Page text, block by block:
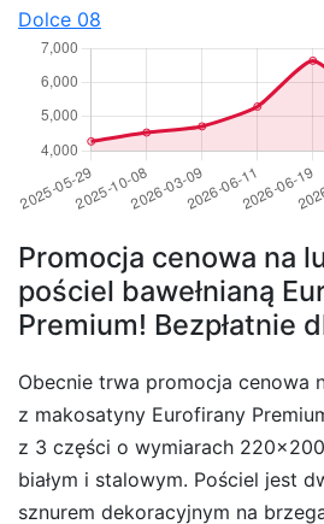
Dolce 08
Promocja cenowa na
pościel bawełnianą
Premium! Bezpłatnie
Obecnie trwa promocja cenowa
z makosatyny Eurofirany
z 3 części o wymiarach
białym i stalowym. Pościel jest
sznurem dekoracyjnym na